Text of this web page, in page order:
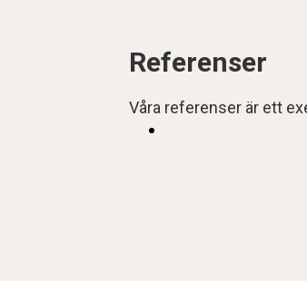
Referenser
Våra referenser är ett